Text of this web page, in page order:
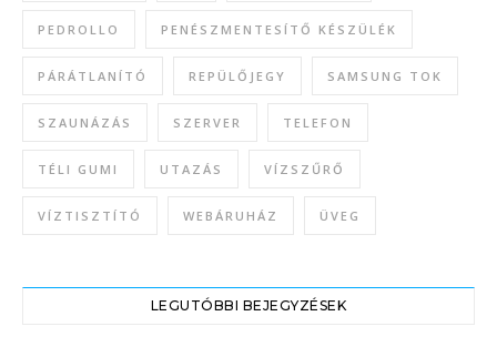
PEDROLLO PENÉSZMENTESÍTŐ KÉSZÜLÉK
PÁRÁTLANÍTÓ REPÜLŐJEGY SAMSUNG TOK
SZAUNÁZÁS SZERVER TELEFON
TÉLI GUMI UTAZÁS VÍZSZŰRŐ
VÍZTISZTÍTÓ WEBÁRUHÁZ ÜVEG
LEGUTÓBBI BEJEGYZÉSEK